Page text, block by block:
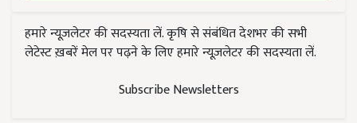
हमारे न्यूज़लेटर की सदस्यता लें. कृषि से संबंधित देशभर की सभी
लेटेस्ट ख़बरें मेल पर पढ़ने के लिए हमारे न्यूज़लेटर की सदस्यता लें.
Subscribe Newsletters